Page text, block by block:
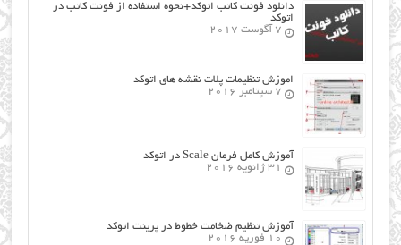
دانلود فونت کاتب اتوکد+نحوه استفاده از فونت کاتب در
اتوکد
7 آگوست 2017
اموزش تنظیمات پلات نقشه های اتوکد
7 سپتامبر 2016
آموزش کامل فرمان Scale در اتوکد
31 ژانویه 2016
آموزش تنظیم ضخامت خطوط در پرینت اتوکد
10 فوریه 2016